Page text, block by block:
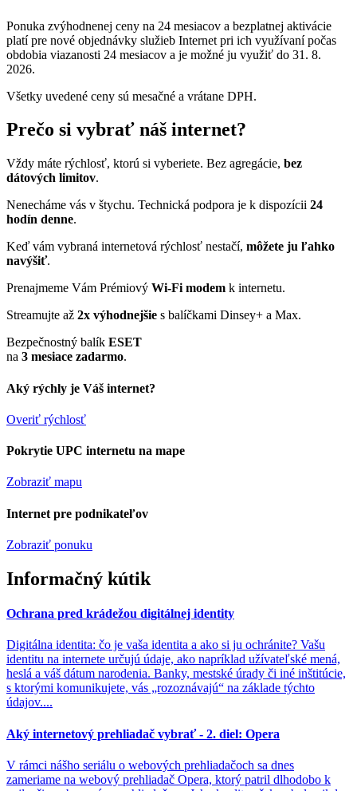
Ponuka zvýhodnenej ceny na 24 mesiacov a bezplatnej aktivácie
platípre nové objednávky služieb Internet pri ich využívaní počas
obdobia viazanosti 24 mesiacov a je možné ju využiť do 31. 8.
2026.
Všetky uvedené ceny sú mesačné a vrátane DPH.
Prečo si vybrať náš internet?
Vždy máte rýchlosť, ktorú si vyberiete. Bez agregácie, bez
dátových limitov.
Nenecháme vás v štychu. Technická podpora je k dispozícii 24
hodín denne.
Keď vám vybraná internetová rýchlosť nestačí, môžete ju ľahko
navýšiť.
Prenajmeme Vám Prémiový Wi-Fi modem k internetu.
Streamujte až 2x výhodnejšie s balíčkami Dinsey+ a Max.
Bezpečnostný balík ESET
na 3 mesiace zadarmo.
Aký rýchly je Váš internet?
Overiť rýchlosť
Pokrytie UPC internetu na mape
Zobraziť mapu
Internet pre podnikateľov
Zobraziť ponuku
Informačný kútik
Ochrana pred krádežou digitálnej identity
Digitálna identita: čo je vaša identita a ako si ju ochránite? Vašu
identitu na internete určujú údaje, ako napríklad užívateľské mená,
heslá a váš dátum narodenia. Banky, mestské úrady či iné inštitúcie,
s ktorými komunikujete, vás „rozoznávajú“ na základe týchto
údajov....
Aký internetový prehliadač vybrať - 2. diel: Opera
V rámci nášho seriálu o webových prehliadačoch sa dnes
zameriame na webový prehliadač Opera, ktorý patril dlhodobo k